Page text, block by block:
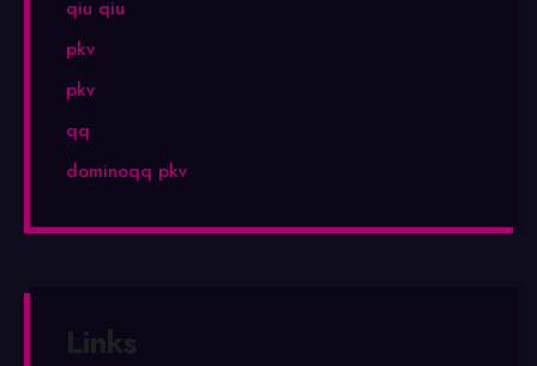
qiu qiu
pkv
pkv
qq
dominoqq pkv
Links